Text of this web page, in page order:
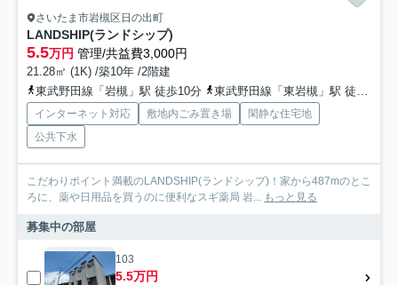
さいたま市岩槻区日の出町
LANDSHIP(ランドシップ)
5.5万円 管理/共益費3,000円
21.28㎡ (1K) /築10年 /2階建
東武野田線「岩槻」駅 徒歩10分
東武野田線「東岩槻」駅 徒歩25分
インターネット対応 敷地内ごみ置き場
閑静な住宅地
公共下水
こだわりポイント満載のLANDSHIP(ランドシップ)！家から487mのとこ
ろに、薬や日用品を買うのに便利なスギ薬局 岩... もっと見る
募集中の部屋
103
5.5万円